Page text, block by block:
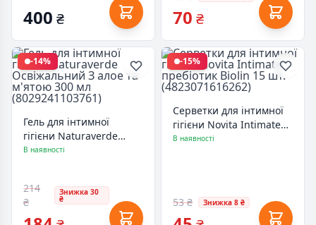
400 ₴ 70 ₴
-14%
Гель для інтимної
гігієни Naturaverde
Освіжальний З алое та
В наявності
214
₴
Знижка 30
₴
-15%
Серветки для інтимної
гігієни Novita Intimate
пребіотик Biolin 15 шт.
В наявності
53 ₴ Знижка 8 ₴